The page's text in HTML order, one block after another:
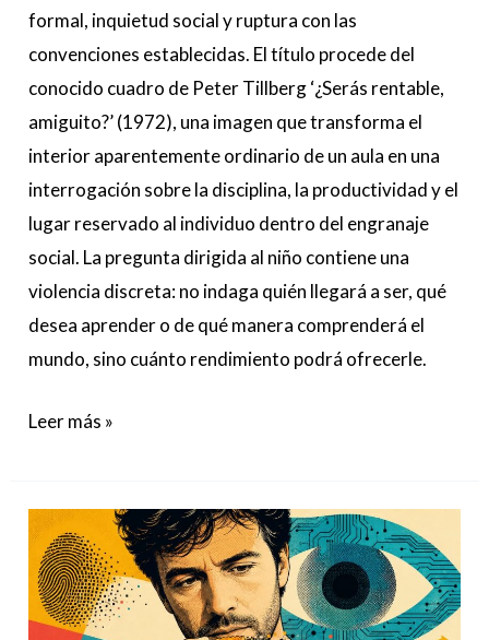
formal, inquietud social y ruptura con las
convenciones establecidas. El título procede del
conocido cuadro de Peter Tillberg ‘¿Serás rentable,
amiguito?’ (1972), una imagen que transforma el
interior aparentemente ordinario de un aula en una
interrogación sobre la disciplina, la productividad y el
lugar reservado al individuo dentro del engranaje
social. La pregunta dirigida al niño contiene una
violencia discreta: no indaga quién llegará a ser, qué
desea aprender o de qué manera comprenderá el
mundo, sino cuánto rendimiento podrá ofrecerle.
Leer más »
‘Los
secretos
de
la